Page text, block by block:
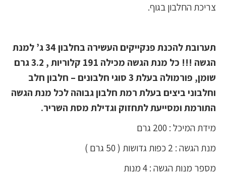
צריכת החלבון בגוף.
תערובת להכנת פנקייקים העשירה בחלבון 34 ג’ למנת
הגשה !!! כל מנת הגשה מכילה 191 קלוריות , 3.2 גרם
שומן, פורמולה בעלת 3 סוגי חלבונים – חלבון חלב
וחלבוני ביצים בעלת רמת חלבון גבוהה לכל מנת הגשה
התורמת ומסייעת לתחזוק וגדילת מסת השריר.
מידת המיכל : 200 גרם
מנת הגשה : 2 כפות גדושות ( 50 גרם )
מספר מנות הגשה : 4 מנות